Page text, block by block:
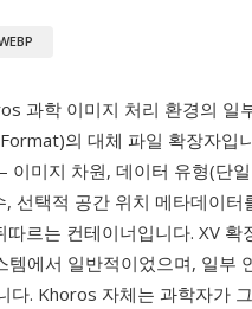
과학 이미지 처리 환경의 일
의 대체 파일 확장자입
미지 차원, 데이터 유형(단
선택적 공간 위치 메타데이터
르는 컨테이너입니다. XV 확
에서 일반적이었으며, 일부
다. Khoros 자체는 과학자가